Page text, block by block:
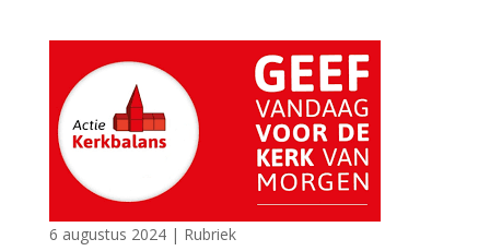
6 augustus 2024| Rubriek